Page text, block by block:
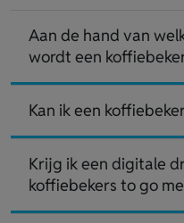
Aan de hand van
wordt een
Kan ik een
Krijg ik een digitale
koffiebekers to go